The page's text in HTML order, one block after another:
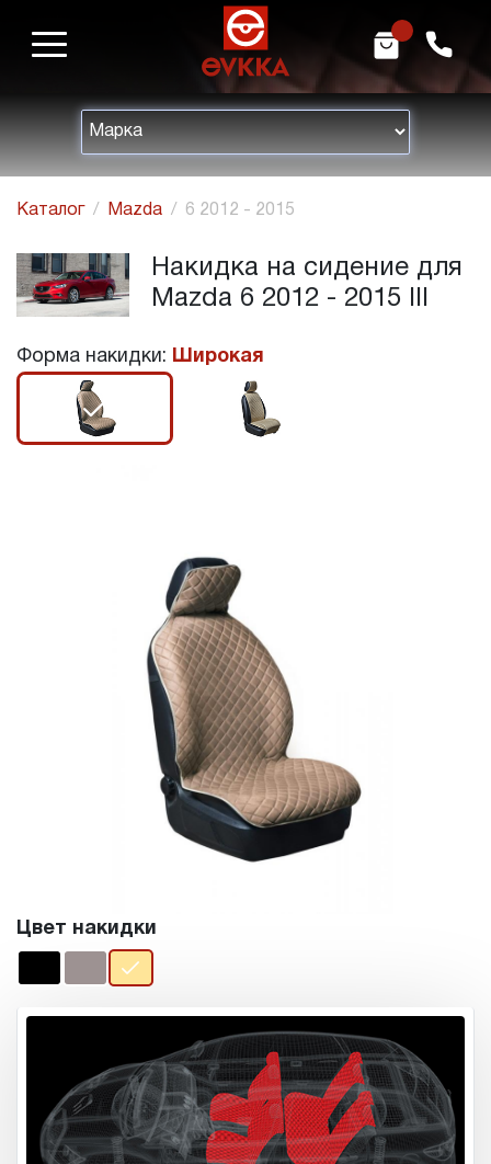
h m
Каталог Mazda 6 2012 - 2015
Накидка на сидение для
Mazda 6 2012 - 2015 III
Форма накидки: Широкая
r
Цвет накидки